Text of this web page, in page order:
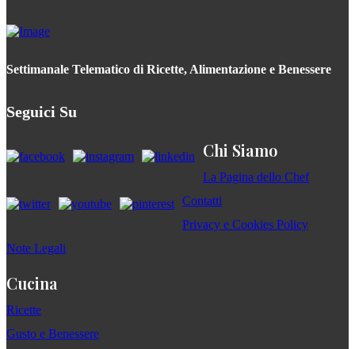
Settimanale Telematico di Ricette, Alimentazione e Benessere
Seguici Su
Chi Siamo
La Pagina dello Chef
Contatti
Privacy e Cookies Policy
Note Legali
Cucina
Ricette
Gusto e Benessere